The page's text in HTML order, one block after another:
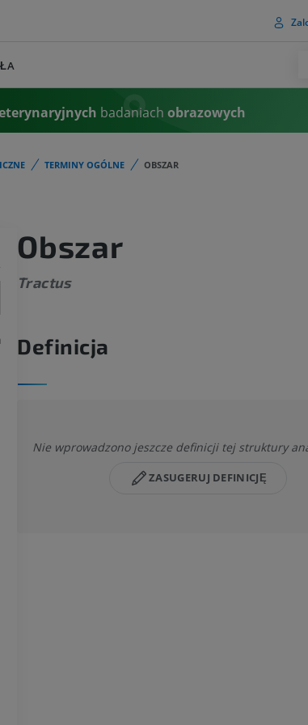
badaniach obrazowych
TERMINY OGÓLNE OBSZAR
Obszar
Tractus
Definicja
Nie wprowadzono jeszcze definicji tej struktury
ZASUGERUJ DEFINICJĘ